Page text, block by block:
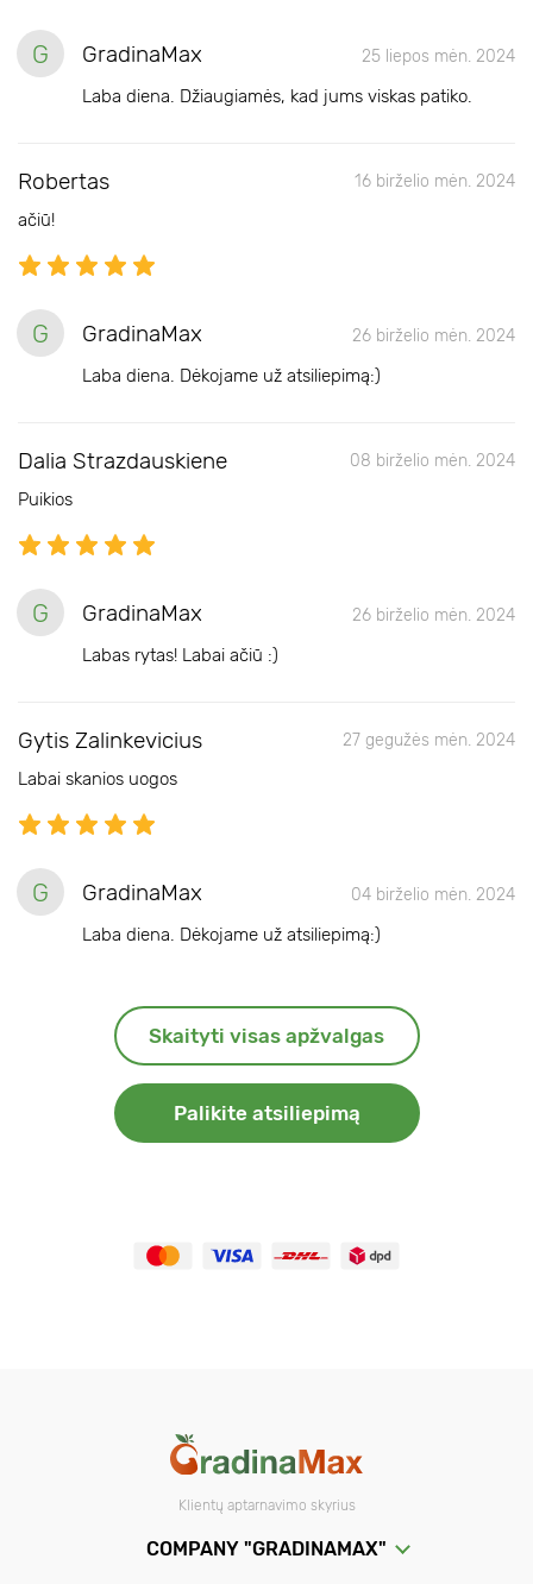
G GradinaMax 25 liepos mėn. 2024
Laba diena. Džiaugiamės, kad jums viskas patiko.
Robertas 16 birželio mėn. 2024
ačiū!
G GradinaMax 26 birželio mėn. 2024
Laba diena. Dėkojame už atsiliepimą:)
Dalia Strazdauskiene 08 birželio mėn. 2024
Puikios
G GradinaMax 26 birželio mėn. 2024
Labas rytas! Labai ačiū :)
Gytis Zalinkevicius 27 gegužės mėn. 2024
Labai skanios uogos
G GradinaMax 04 birželio mėn. 2024
Laba diena. Dėkojame už atsiliepimą:)
Skaityti visas apžvalgas
Palikite atsiliepimą
Klientų aptarnavimo skyrius
COMPANY "GRADINAMAX"